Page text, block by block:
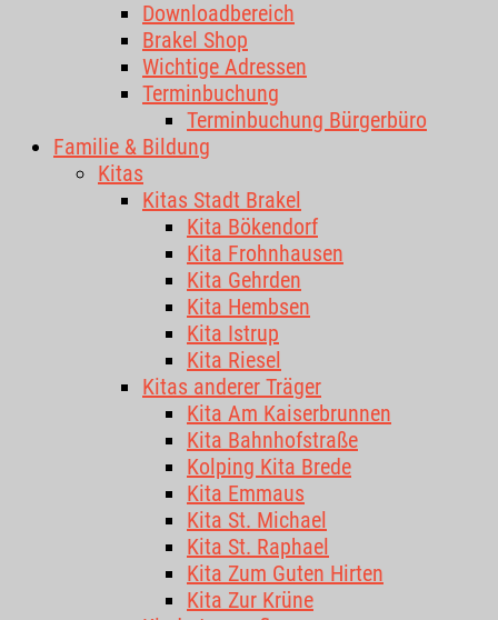
Downloadbereich
Brakel Shop
Wichtige Adressen
Terminbuchung
Terminbuchung Bürgerbüro
Familie & Bildung
Kitas
Kitas Stadt Brakel
Kita Bökendorf
Kita Frohnhausen
Kita Gehrden
Kita Hembsen
Kita Istrup
Kita Riesel
Kitas anderer Träger
Kita Am Kaiserbrunnen
Kita Bahnhofstraße
Kolping Kita Brede
Kita Emmaus
Kita St. Michael
Kita St. Raphael
Kita Zum Guten Hirten
Kita Zur Krüne